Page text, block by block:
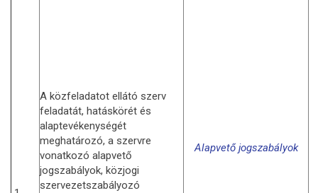
A közfeladatot ellátó szerv
feladatát, hatáskörét és
alaptevékenységét
meghatározó, a szervre
vonatkozó alapvető
jogszabályok, közjogi
szervezetszabályozó
Alapvető jogszabályok